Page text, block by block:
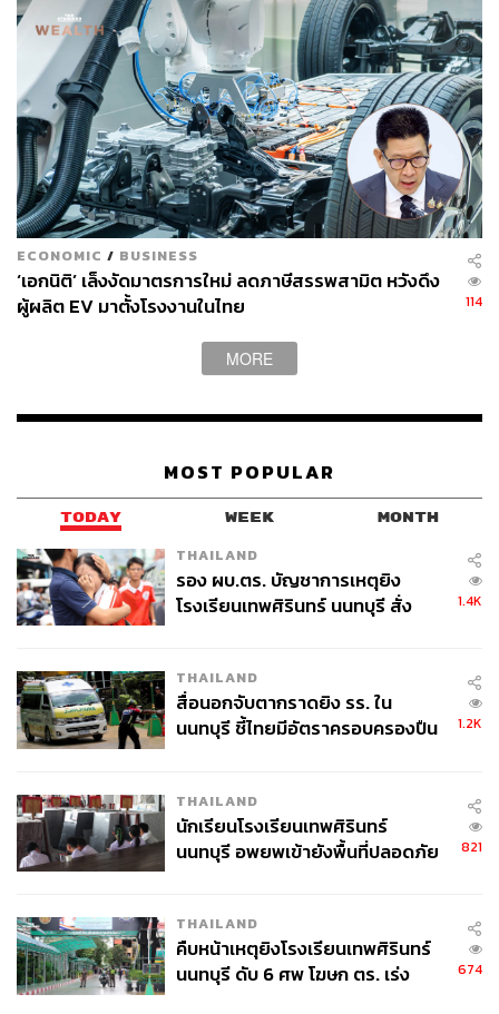
ECONOMIC / BUSINESS
‘เอกนิติ’ เล็งงัดมาตรการใหม่ ลดภาษีสรรพสามิต หวังดึง
ผู้ผลิต EV มาตั้งโรงงานในไทย
114
MORE
MOST POPULAR
TODAY WEEK MONTH
THAILAND
รอง ผบ.ตร. บัญชาการเหตุยิง
โรงเรียนเทพศิรินทร์ นนทบุรี สั่ง
1.4K
THAILAND
สื่อนอกจับตากราดยิง รร. ใน
นนทบุรี ชี้ไทยมีอัตราครอบครองปืน
1.2K
THAILAND
นักเรียนโรงเรียนเทพศิรินทร์
นนทบุรี อพยพเข้ายังพื้นที่ปลอดภัย
821
THAILAND
คืบหน้าเหตุยิงโรงเรียนเทพศิรินทร์
นนทบุรี ดับ 6 ศพ โฆษก ตร. เร่ง
674